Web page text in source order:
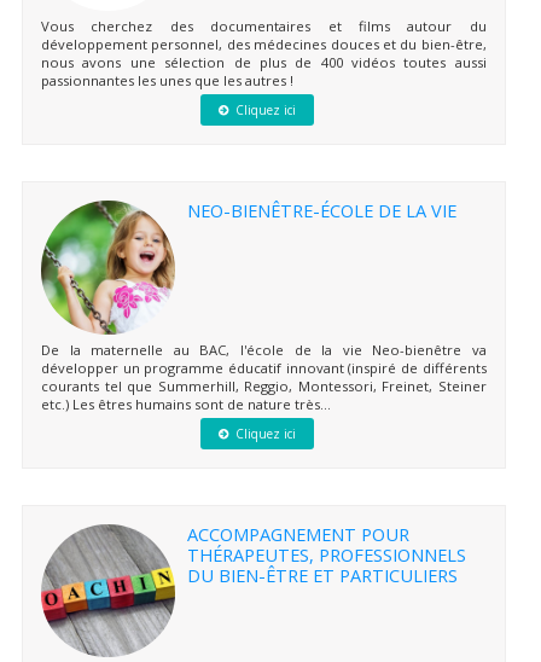
Vous cherchez des documentaires et films autour du
développement personnel, des médecines douces et du bien-être,
nous avons une sélection de plus de 400 vidéos toutes aussi
passionnantes les unes que les autres !
Cliquez ici
NEO-BIENÊTRE-ÉCOLE DE LA VIE
De la maternelle au BAC, l'école de la vie Neo-bienêtre va
développer un programme éducatif innovant (inspiré de différents
courants tel que Summerhill, Reggio, Montessori, Freinet, Steiner
etc.) Les êtres humains sont de nature très...
Cliquez ici
ACCOMPAGNEMENT POUR
THÉRAPEUTES, PROFESSIONNELS
DU BIEN-ÊTRE ET PARTICULIERS